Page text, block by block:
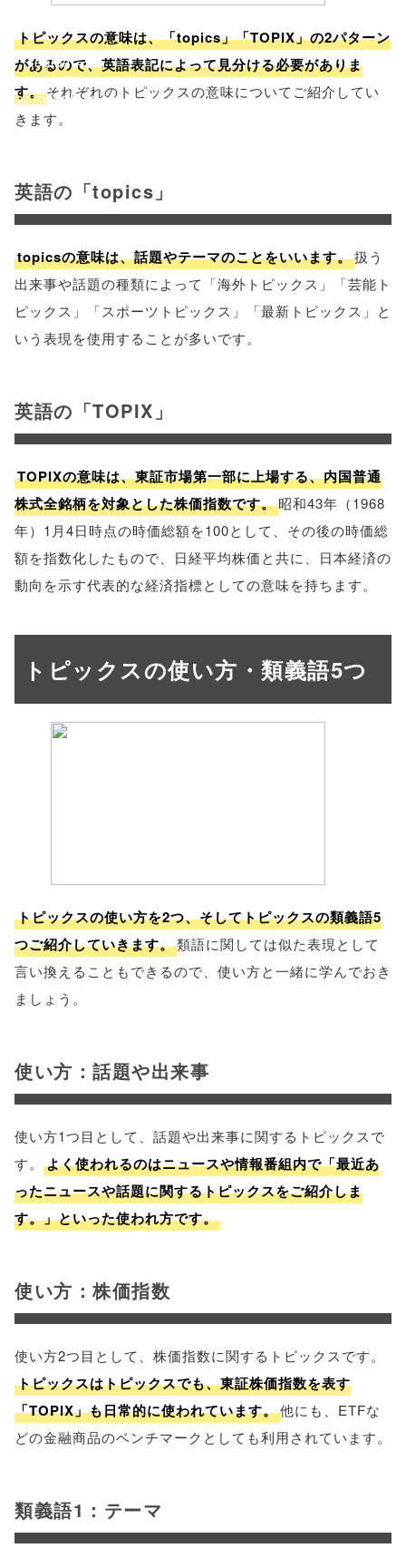
toolbar=no,
scrollbars=yes'
トピックスの意味は、「topics」「TOPIX」の2パターン
があるので、英語表記によって見分ける必要がありま
す。それぞれのトピックスの意味についてご紹介してい
きます。
英語の「topics」
topicsの意味は、話題やテーマのことをいいます。扱う
出来事や話題の種類によって「海外トピックス」「芸能ト
ピックス」「スポーツトピックス」「最新トピックス」と
いう表現を使用することが多いです。
英語の「TOPIX」
TOPIXの意味は、東証市場第一部に上場する、内国普通
株式全銘柄を対象とした株価指数です。昭和43年（1968
年）1月4日時点の時価総額を100として、その後の時価総
額を指数化したもので、日経平均株価と共に、日本経済の
動向を示す代表的な経済指標としての意味を持ちます。
トピックスの使い方・類義語5つ
トピックスの使い方を2つ、そしてトピックスの類義語5
つご紹介していきます。類語に関しては似た表現として
言い換えることもできるので、使い方と一緒に学んでおき
ましょう。
使い方：話題や出来事
使い方1つ目として、話題や出来事に関するトピックスで
す。
よく使われるのはニュースや情報番組内で「最近あ
ったニュースや話題に関するトピックスをご紹介しま
す。」といった使われ方です。
使い方：株価指数
使い方2つ目として、株価指数に関するトピックスです。
トピックスはトピックスでも、東証株価指数を表す
「TOPIX」も日常的に使われています。他にも、ETFな
どの金融商品のベンチマークとしても利用されています。
類義語1：テーマ